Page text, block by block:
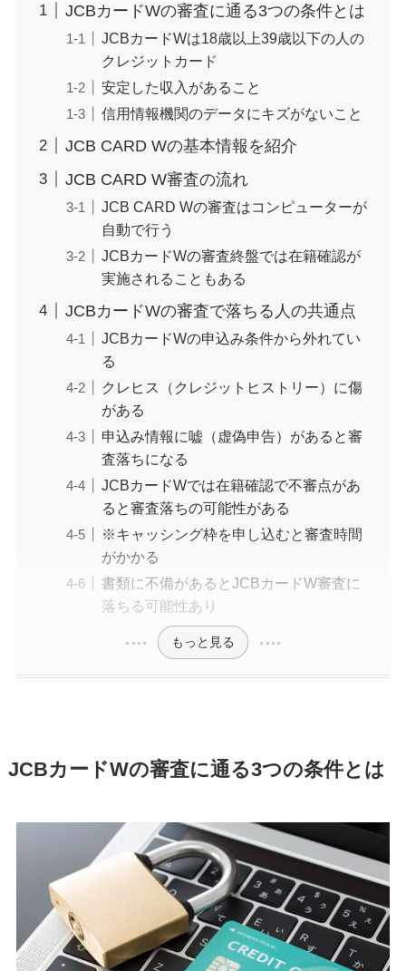
JCBカードWの審査に通る3つの条件とは
JCBカードWは18歳以上39歳以下の人の
クレジットカード
安定した収入があること
信用情報機関のデータにキズがないこと
JCB CARD Wの基本情報を紹介
JCB CARD W審査の流れ
JCB CARD Wの審査はコンピューターが
自動で行う
JCBカードWの審査終盤では在籍確認が
実施されることもある
JCBカードWの審査で落ちる人の共通点
JCBカードWの申込み条件から外れてい
る
クレヒス（クレジットヒストリー）に傷
がある
申込み情報に嘘（虚偽申告）があると審
査落ちになる
JCBカードWでは在籍確認で不審点があ
ると審査落ちの可能性がある
※キャッシング枠を申し込むと審査時間
がかかる
書類に不備があるとJCBカードW審査に
落ちる可能性あり
もっと見る
JCBカードWの審査に通る3つの条件とは